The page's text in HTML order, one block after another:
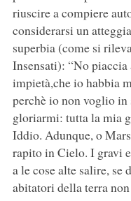
riuscire a compiere
considerarsi un
superbia (come si
Insensati): “No
impietà,che io habbia
perchè io non voglio
gloriarmi: tutta la mia
Iddio. Adunque, o
rapito in Cielo. I gravi
a le cose alte salire, se
abitatori della terra